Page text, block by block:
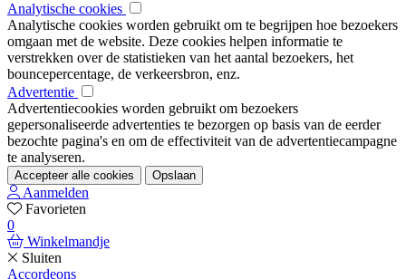
Analytische cookies
Analytische cookies worden gebruikt om te begrijpen hoe bezoekers
omgaan met de website. Deze cookies helpen informatie te
verstrekken over de statistieken van het aantal bezoekers, het
bouncepercentage, de verkeersbron, enz.
Advertentie
Advertentiecookies worden gebruikt om bezoekers
gepersonaliseerde advertenties te bezorgen op basis van de eerder
bezochte pagina's en om de effectiviteit van de advertentiecampagne
te analyseren.
Accepteer alle cookies Opslaan
Aanmelden
Favorieten
0
Winkelmandje
Sluiten
Accordeons